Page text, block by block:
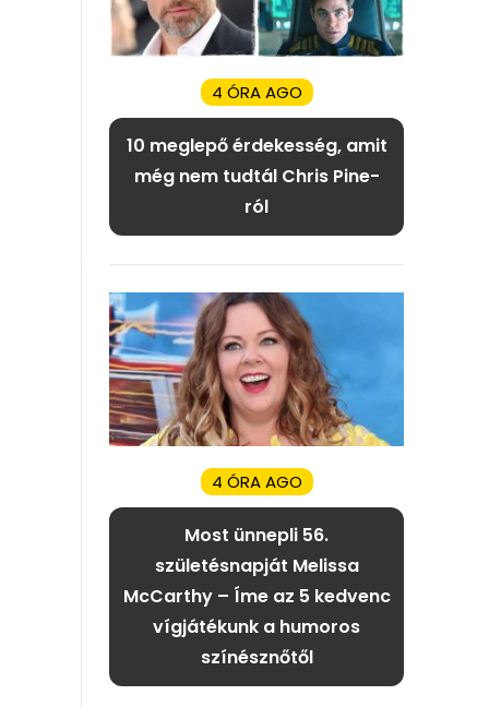
4 ÓRA AGO
10 meglepő érdekesség, amit
még nem tudtál Chris Pine-
ról
4 ÓRA AGO
Most ünnepli 56.
születésnapját Melissa
McCarthy – Íme az 5 kedvenc
vígjátékunk a humoros
színésznőtől